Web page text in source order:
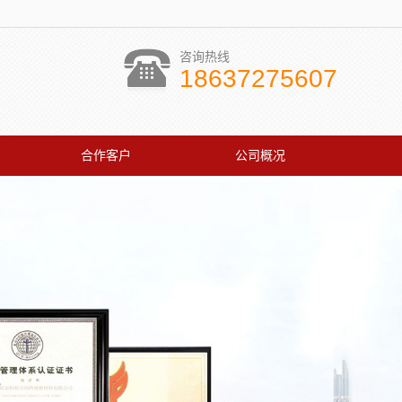
咨询热线
18637275607
合作客户 公司概况